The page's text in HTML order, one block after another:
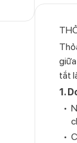
tắt
1.